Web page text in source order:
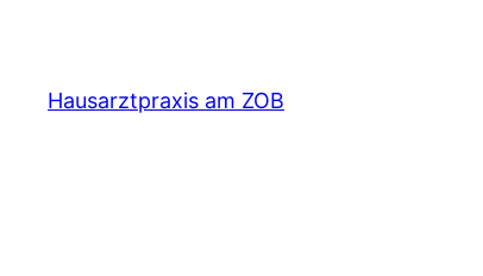
springen
Hausarztpraxis am ZOB